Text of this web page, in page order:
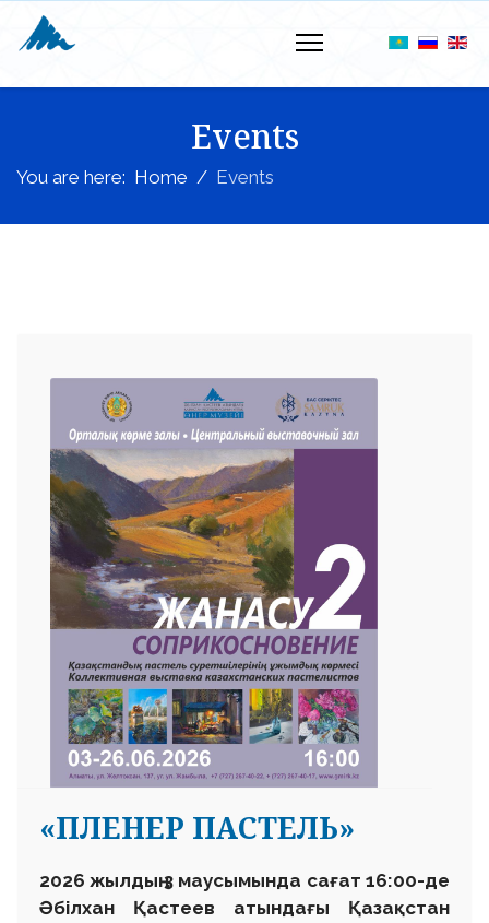
Events
You are here: Home Events
«ПЛЕНЕР ПАСТЕЛЬ»
2026 жылдың 3 маусымында сағат 16:00-де
Әбілхан Қастеев атындағы Қазақстан